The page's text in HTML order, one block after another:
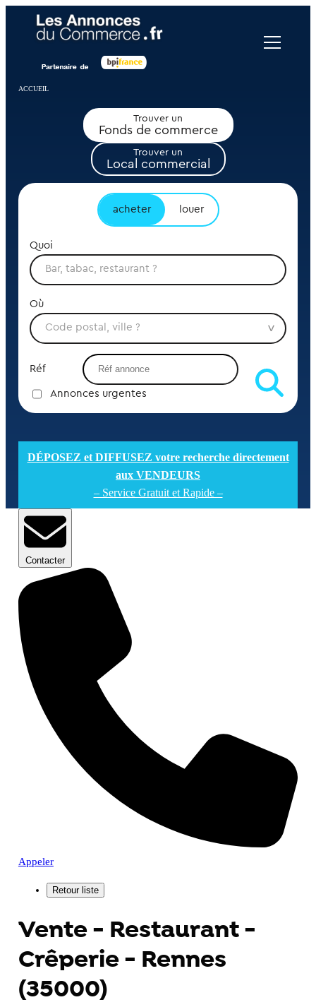
ACCUEIL
Trouver un
Fonds de commerce
Trouver un
Local commercial
acheter louer
Quoi
Où
Réf
Annonces urgentes
DÉPOSEZ et DIFFUSEZ votre recherche directement
aux VENDEURS
– Service Gratuit et Rapide –
Contacter
Appeler
Vente - Restaurant -
Crêperie - Rennes
(35000)
Panneau de gestion des cookies